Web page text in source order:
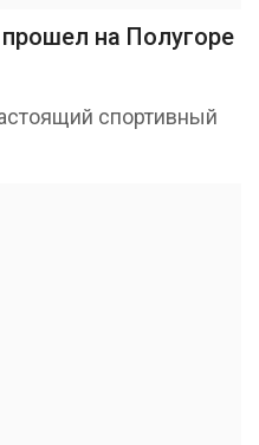
на Полугоре
спортивный